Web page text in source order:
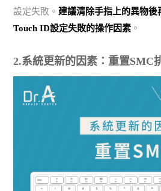
設定失敗。 建議清除手指上的異物
Touch ID設定失敗的操作因素 。
2.系統更新的因素：重置SMC